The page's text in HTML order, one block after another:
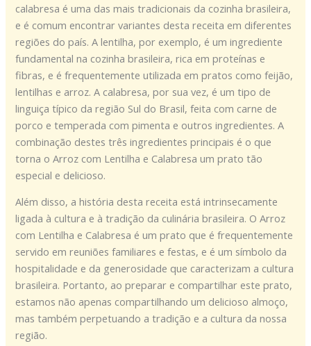
calabresa é uma das mais tradicionais da cozinha brasileira,
e é comum encontrar variantes desta receita em diferentes
regiões do país. A lentilha, por exemplo, é um ingrediente
fundamental na cozinha brasileira, rica em proteínas e
fibras, e é frequentemente utilizada em pratos como feijão,
lentilhas e arroz. A calabresa, por sua vez, é um tipo de
linguiça típico da região Sul do Brasil, feita com carne de
porco e temperada com pimenta e outros ingredientes. A
combinação destes três ingredientes principais é o que
torna o Arroz com Lentilha e Calabresa um prato tão
especial e delicioso.
Além disso, a história desta receita está intrinsecamente
ligada à cultura e à tradição da culinária brasileira. O Arroz
com Lentilha e Calabresa é um prato que é frequentemente
servido em reuniões familiares e festas, e é um símbolo da
hospitalidade e da generosidade que caracterizam a cultura
brasileira. Portanto, ao preparar e compartilhar este prato,
estamos não apenas compartilhando um delicioso almoço,
mas também perpetuando a tradição e a cultura da nossa
região.